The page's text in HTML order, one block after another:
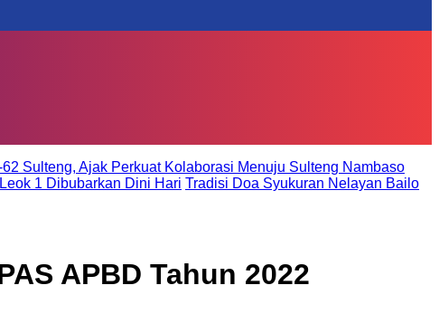
Sulteng, Ajak Perkuat Kolaborasi Menuju Sulteng Nambaso
1 Dibubarkan Dini Hari Tradisi Doa Syukuran Nelayan Bailo
APBD Tahun 2022